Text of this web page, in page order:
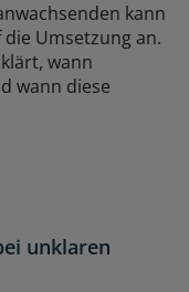
kann
Umsetzung an.
wann
wann diese
unklaren